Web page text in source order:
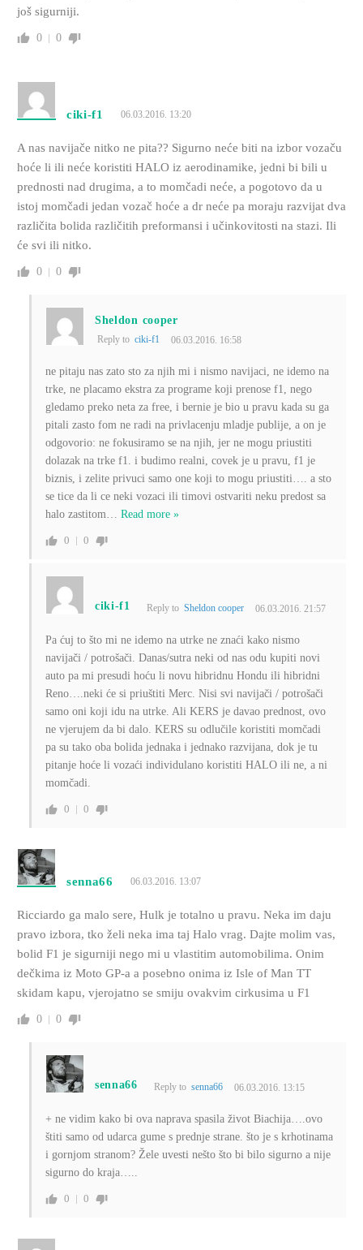
još sigurniji.
0 0
ciki-f1 06.03.2016. 13:20
A nas navijače nitko ne pita?? Sigurno neće biti na izbor vozaču
hoće li ili neće koristiti HALO iz aerodinamike, jedni bi bili u
prednosti nad drugima, a to momčadi neće, a pogotovo da u
istoj momčadi jedan vozač hoće a dr neće pa moraju razvijat dva
različita bolida različitih preformansi i učinkovitosti na stazi. Ili
će svi ili nitko.
0 0
Sheldon cooper
Reply to ciki-f1 06.03.2016. 16:58
ne pitaju nas zato sto za njih mi i nismo navijaci, ne idemo na
trke, ne placamo ekstra za programe koji prenose f1, nego
gledamo preko neta za free, i bernie je bio u pravu kada su ga
pitali zasto fom ne radi na privlacenju mladje publije, a on je
odgovorio: ne fokusiramo se na njih, jer ne mogu priustiti
dolazak na trke f1. i budimo realni, covek je u pravu, f1 je
biznis, i zelite privuci samo one koji to mogu priustiti…. a sto
se tice da li ce neki vozaci ili timovi ostvariti neku predost sa
halo zastitom… Read more »
0 0
ciki-f1 Reply to Sheldon cooper 06.03.2016. 21:57
Pa ćuj to što mi ne idemo na utrke ne znaći kako nismo
navijači / potrošači. Danas/sutra neki od nas odu kupiti novi
auto pa mi presudi hoću li novu hibridnu Hondu ili hibridni
Reno….neki će si priuštiti Merc. Nisi svi navijači / potrošači
samo oni koji idu na utrke. Ali KERS je davao prednost, ovo
ne vjerujem da bi dalo. KERS su odlučile koristiti momčadi
pa su tako oba bolida jednaka i jednako razvijana, dok je tu
pitanje hoće li vozaći individulano koristiti HALO ili ne, a ni
momčadi.
0 0
senna66 06.03.2016. 13:07
Ricciardo ga malo sere, Hulk je totalno u pravu. Neka im daju
pravo izbora, tko želi neka ima taj Halo vrag. Dajte molim vas,
bolid F1 je sigurniji nego mi u vlastitim automobilima. Onim
dečkima iz Moto GP-a a posebno onima iz Isle of Man TT
skidam kapu, vjerojatno se smiju ovakvim cirkusima u F1
0 0
senna66 Reply to senna66 06.03.2016. 13:15
+ ne vidim kako bi ova naprava spasila život Biachija….ovo
štiti samo od udarca gume s prednje strane. što je s krhotinama
i gornjom stranom? Žele uvesti nešto što bi bilo sigurno a nije
sigurno do kraja…..
0 0